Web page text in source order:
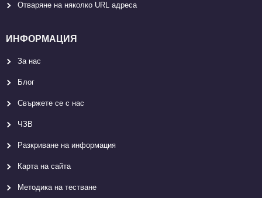
Отваряне на няколко URL адреса
ИНФОРМАЦИЯ
За нас
Блог
Свържете се с нас
ЧЗВ
Разкриване на информация
Карта на сайта
Методика на тестване